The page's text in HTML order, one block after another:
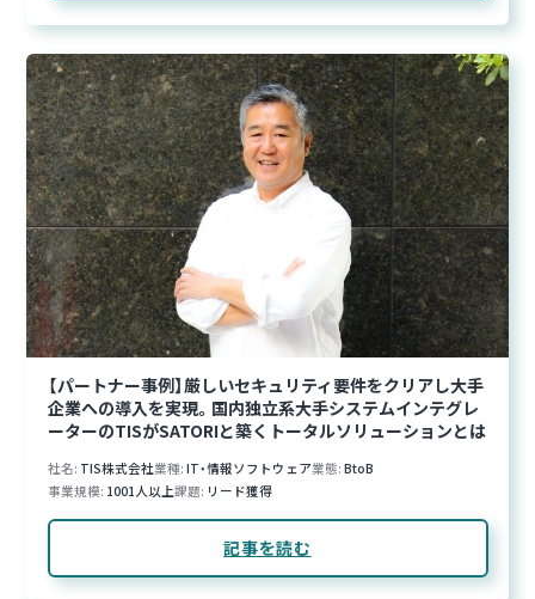
【パートナー事例】厳しいセキュリティ要件をクリアし大手
企業への導入を実現。国内独立系大手システムインテグレ
ーターのTISがSATORIと築くトータルソリューションとは
社名 TIS株式会社業種 IT・情報ソフトウェア業態 BtoB
事業規模 1001人以上課題 リード獲得
記事を読む